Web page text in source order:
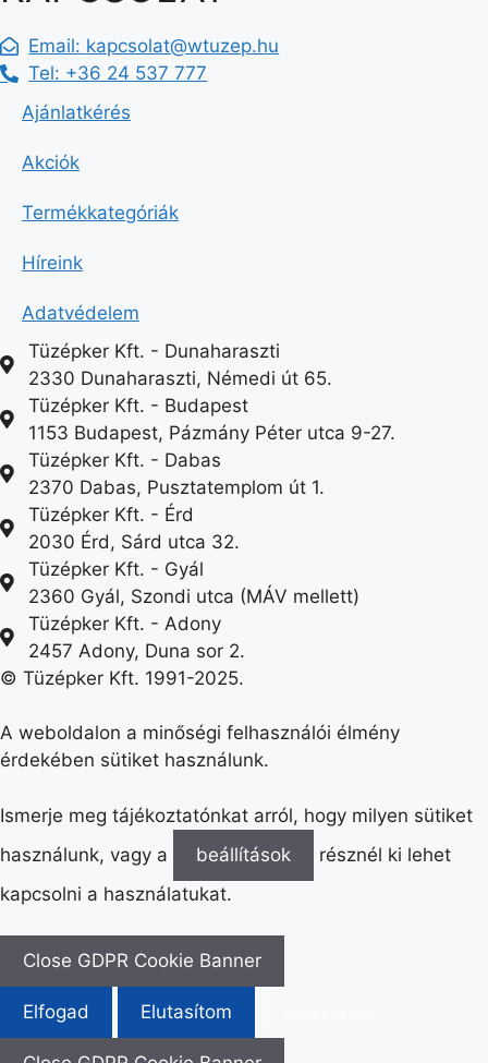
Email: kapcsolat@wtuzep.hu
Tel: +36 24 537 777
Ajánlatkérés
Akciók
Termékkategóriák
Híreink
Adatvédelem
Tüzépker Kft. - Dunaharaszti
2330 Dunaharaszti, Némedi út 65.
Tüzépker Kft. - Budapest
1153 Budapest, Pázmány Péter utca 9-27.
Tüzépker Kft. - Dabas
2370 Dabas, Pusztatemplom út 1.
Tüzépker Kft. - Érd
2030 Érd, Sárd utca 32.
Tüzépker Kft. - Gyál
2360 Gyál, Szondi utca (MÁV mellett)
Tüzépker Kft. - Adony
2457 Adony, Duna sor 2.
© Tüzépker Kft. 1991-2025.
A weboldalon a minőségi felhasználói élmény
érdekében sütiket használunk.
Ismerje meg tájékoztatónkat arról, hogy milyen sütiket
használunk, vagy a
beállítások
résznél ki lehet
kapcsolni a használatukat.
Close GDPR Cookie Banner
Elfogad Elutasítom